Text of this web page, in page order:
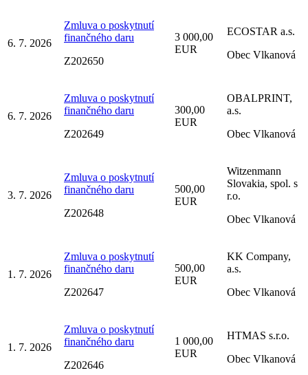
6. 7. 2026
Zmluva o poskytnutí
finančného daru
Z202650
3 000,00
EUR
ECOSTAR a.s.
Obec Vlkanová
6. 7. 2026
Zmluva o poskytnutí
finančného daru
Z202649
300,00
EUR
OBALPRINT,
a.s.
Obec Vlkanová
3. 7. 2026
Zmluva o poskytnutí
finančného daru
Z202648
500,00
EUR
Witzenmann
Slovakia, spol. s
r.o.
Obec Vlkanová
1. 7. 2026
Zmluva o poskytnutí
finančného daru
Z202647
500,00
EUR
KK Company,
a.s.
Obec Vlkanová
1. 7. 2026
Zmluva o poskytnutí
finančného daru
Z202646
1 000,00
EUR
HTMAS s.r.o.
Obec Vlkanová